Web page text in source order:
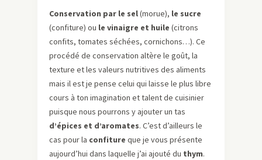
Conservation par le sel(morue), le sucre
(confiture) ou le vinaigre et huile (citrons
confits, tomates séchées, cornichons…). Ce
procédé de conservation altère le goût, la
texture et les valeurs nutritives des aliments
mais il est je pense celui qui laisse le plus libre
cours à ton imagination et talent de cuisinier
puisque nous pourrons y ajouter un tas
d’épices et d’aromates. C’est d’ailleurs le
cas pour la confiture que je vous présente
aujourd’hui dans laquelle j’ai ajouté du thym.